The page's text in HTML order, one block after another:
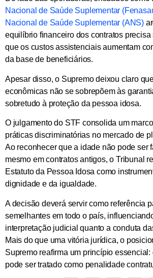
Nacional de Saúde Suplementar
Nacional de Saúde Suplementar (ANS)
equilíbrio financeiro dos contratos precisa
que os custos assistenciais aumentam
da base de beneficiários.
Apesar disso, o Supremo deixou claro
econômicas não se sobrepõem às
sobretudo à proteção da pessoa idosa.
O julgamento do STF consolida um
práticas discriminatórias no mercado de
Ao reconhecer quea idade não pode ser
mesmo em contratos antigos, o Tribunal
Estatuto da Pessoa Idosa como
dignidade e da igualdade.
A decisão deverá servir como referência
semelhantes em todo o país,
interpretação judicial quanto a conduta
Mais do que uma vitória jurídica, o
Supremo reafirma um princípio essencial:
pode ser tratado como penalidade